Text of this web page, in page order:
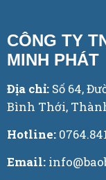
CÔNG TY
MINH PHÁT
Địa chỉ: Số 64,
Bình Thới,
Hotline:
Email: